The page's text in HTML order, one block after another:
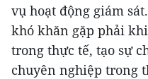
vụ hoạt động giám
khó khăn gặp phải
trong thực tế, tạo sự
chuyên nghiệp trong